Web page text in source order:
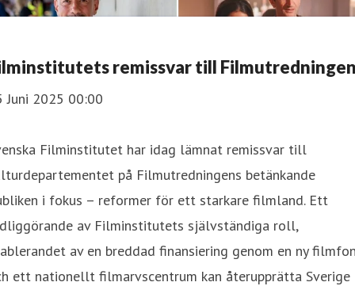
remissvar till
Juni 2025 00:00
Filminstitutet har idag lämnat remissvar till
på Filmutredningens betänkande
i fokus – reformer för ett starkare filmland. Ett
av Filminstitutets självständiga roll,
av en breddad finansiering genom en ny
ett nationellt filmarvscentrum kan återupprätta Sverige